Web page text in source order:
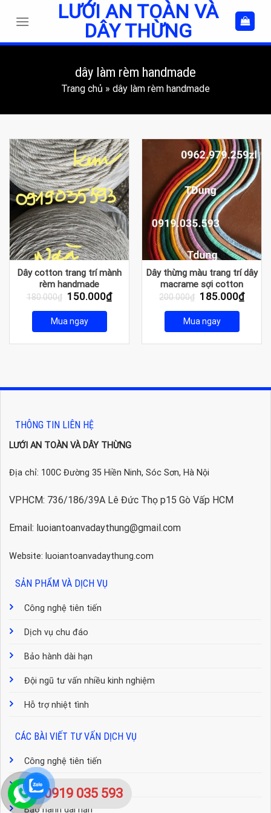
LƯỚI AN TOÀN VÀ
DÂY THỪNG
dây làm rèm handmade
Trang chủ » dây làm rèm handmade
Dây cotton trang trí mành
rèm handmade
180.000₫ Giá
là:
180.000₫.
150.000₫Giá
Mua ngay
Dây thừng màu trang trí dây
macrame sợi cotton
200.000₫ Giá
là:
200.000₫.
185.000₫Giá
Mua ngay
THÔNG TIN LIÊN HỆ
LƯỚI AN TOÀN VÀ DÂY THỪNG
Địa chỉ: 100C Đường 35 Hiền Ninh, Sóc Sơn, Hà Nội
VPHCM: 736/186/39A Lê Đức Thọ p15 Gò Vấp HCM
Email: luoiantoanvadaythung@gmail.com
Website: luoiantoanvadaythung.com
SẢN PHẨM VÀ DỊCH VỤ
Công nghệ tiên tiến
Dịch vụ chu đáo
Bảo hành dài hạn
Đội ngũ tư vấn nhiều kinh nghiệm
Hỗ trợ nhiệt tình
CÁC BÀI VIẾT TƯ VẤN DỊCH VỤ
Công nghệ tiên tiến
Dịch vụ chu đáo
Bảo hành dài hạn
0919 035 593